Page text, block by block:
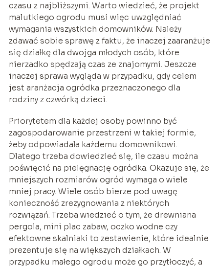
czasu z najbliższymi. Warto wiedzieć, że projekt
malutkiego ogrodu musi więc uwzględniać
wymagania wszystkich domowników. Należy
zdawać sobie sprawę z faktu, że inaczej zaaranżuje
się działkę dla dwojga młodych osób, które
nierzadko spędzają czas ze znajomymi. Jeszcze
inaczej sprawa wygląda w przypadku, gdy celem
jest aranżacja ogródka przeznaczonego dla
rodziny z czwórką dzieci.
Priorytetem dla każdej osoby powinno być
zagospodarowanie przestrzeni w takiej formie,
żeby odpowiadała każdemu domownikowi.
Dlatego trzeba dowiedzieć się, ile czasu można
poświęcić na pielęgnację ogródka. Okazuje się, że
mniejszych rozmiarów ogród wymaga o wiele
mniej pracy. Wiele osób bierze pod uwagę
konieczność zrezygnowania z niektórych
rozwiązań. Trzeba wiedzieć o tym, że drewniana
pergola, mini plac zabaw, oczko wodne czy
efektowne skalniaki to zestawienie, które idealnie
prezentuje się na większych działkach. W
przypadku małego ogrodu może go przytłoczyć, a